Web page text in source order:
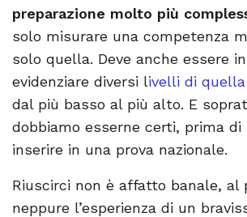
preparazione molto più
solo misurare una competenza
solo quella. Deve anche essere
evidenziare diversi livelli di
dal più basso al più alto. E
dobbiamo esserne certi, prima di
inserire in una prova nazionale.
Riuscirci non è affatto banale, al
neppure l’esperienza di un